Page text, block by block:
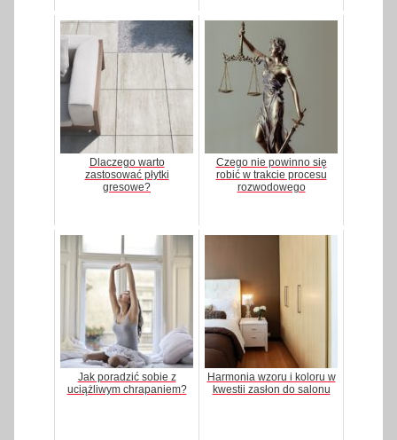
Dlaczego warto
zastosować płytki
gresowe?
Czego nie powinno się
robić w trakcie procesu
rozwodowego
Jak poradzić sobie z
uciążliwym chrapaniem?
Harmonia wzoru i koloru w
kwestii zasłon do salonu